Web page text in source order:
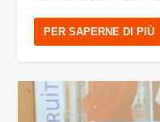
PER SAPERNE DI PIÙ